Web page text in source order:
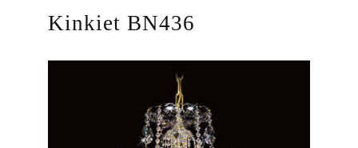
Kinkiet BN436